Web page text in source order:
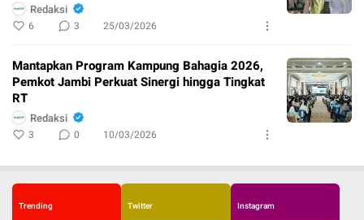
Redaksi
6 3 25/03/2026
Mantapkan Program Kampung Bahagia 2026,
Pemkot Jambi Perkuat Sinergi hingga Tingkat
RT
Redaksi
3 0 10/03/2026
Trending Twitter Instagram